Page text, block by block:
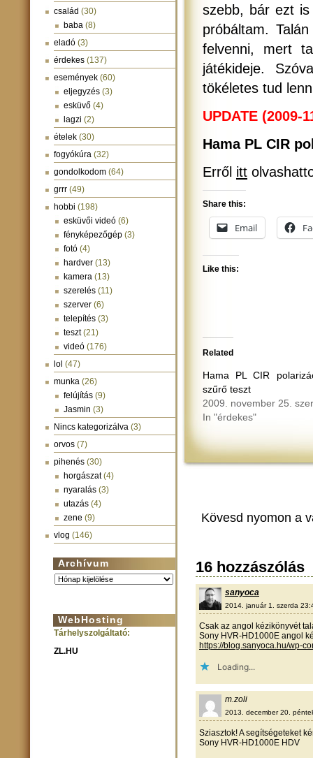
család (30)
baba (8)
eladó (3)
érdekes (137)
események (60)
eljegyzés (3)
esküvő (4)
lagzi (2)
ételek (30)
fogyókúra (32)
gondolkodom (64)
grrr (49)
hobbi (198)
esküvői videó (6)
fényképezőgép (3)
fotó (4)
hardver (13)
kamera (13)
szerelés (11)
szerver (6)
telepítés (3)
teszt(21)
videó (176)
lol (47)
munka (26)
felújítás (9)
Jasmin (3)
Nincs kategorizálva (3)
orvos (7)
pihenés (30)
horgászat(4)
nyaralás (3)
utazás (4)
zene (9)
vlog (146)
Archívum
Archívum
WebHosting
Tárhelyszolgáltató:
ZL.HU
szebb, bár ezt is
próbáltam.
felvenni, mert
játékideje.
tökéletes tud
UPDATE (2009-
Hama PL CIR
Erről itt
Share this:
Email
Like this:
Related
Hama PL CIR
szűrő teszt
2009. november 25.
In "érdekes"
Kövesd nyomon a
16 hozzászólás
sanyoca
2014. január 1. szerda
Csak az angol kézikönyvét
Sony HVR-HD1000E angol
https://blog.sanyoca.hu/wp-
Loading...
m.zoli
2013. december 20.
Sziasztok! A segítségeteket
Sony HVR-HD1000E HDV